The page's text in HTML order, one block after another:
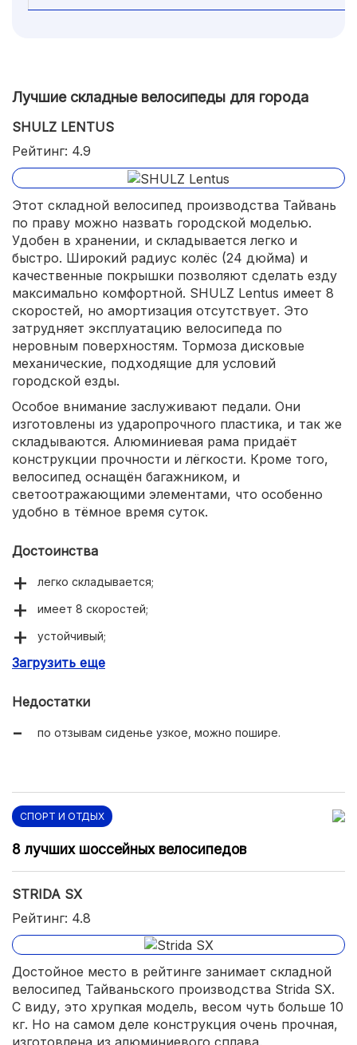
Лучшие складные велосипеды для города
SHULZ LENTUS
Рейтинг: 4.9
Этот складной велосипед производства Тайвань
по праву можно назвать городской моделью.
Удобен в хранении, и складывается легко и
быстро. Широкий радиус колёс (24 дюйма) и
качественные покрышки позволяют сделать езду
максимально комфортной. SHULZ Lentus имеет 8
скоростей, но амортизация отсутствует. Это
затрудняет эксплуатацию велосипеда по
неровным поверхностям. Тормоза дисковые
механические, подходящие для условий
городской езды.
Особое внимание заслуживают педали. Они
изготовлены из ударопрочного пластика, и так же
складываются. Алюминиевая рама придаёт
конструкции прочности и лёгкости. Кроме того,
велосипед оснащён багажником, и
светоотражающими элементами, что особенно
удобно в тёмное время суток.
Достоинства
легко складывается;
имеет 8 скоростей;
устойчивый;
компактный;
Загрузить еще
Недостатки
по отзывам сиденье узкое, можно пошире.
СПОРТ И ОТДЫХ
8 лучших шоссейных велосипедов
STRIDA SX
Рейтинг: 4.8
Достойное место в рейтинге занимает складной
велосипед Тайваньского производства Strida SX.
С виду, это хрупкая модель, весом чуть больше 10
кг. Но на самом деле конструкция очень прочная,